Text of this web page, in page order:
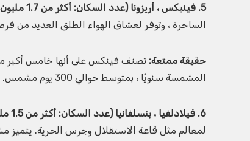
5. فينيكس ، أريزونا (عدد السكان: أكثر من 1.7 مليون نسمة):
الساحرة ، وتوفر لعشاق الهواء الطلق العديد
حقيقة ممتعة: تصنف فينكس على أنها خامس أكبر
المشمسة سنويًا ، بمتوسط ​​حوالي 300 يوم مشمس.
6. فيلادلفيا ، بنسلفانيا (عدد السكان: أكثر من 1.5 مليون نسمة):
لمعالم مثل قاعة الاستقلال وجرس الحرية. يتميز